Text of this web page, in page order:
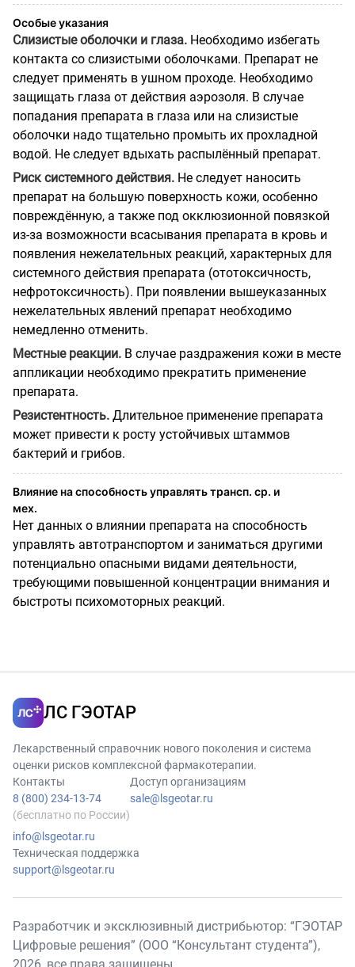
Особые указания
Слизистые оболочки и глаза. Необходимо избегать
контакта со слизистыми оболочками. Препарат не
следует применять в ушном проходе. Необходимо
защищать глаза от действия аэрозоля. В случае
попадания препарата в глаза или на слизистые
оболочки надо тщательно промыть их прохладной
водой. Не следует вдыхать распылённый препарат.
Риск системного действия. Не следует наносить
препарат на большую поверхность кожи, особенно
повреждённую, а также под окклюзионной повязкой
из-за возможности всасывания препарата в кровь и
появления нежелательных реакций, характерных для
системного действия препарата (ототоксичность,
нефротоксичность). При появлении вышеуказанных
нежелательных явлений препарат необходимо
немедленно отменить.
Местные реакции. В случае раздражения кожи в месте
аппликации необходимо прекратить применение
препарата.
Резистентность. Длительное применение препарата
может привести к росту устойчивых штаммов
бактерий и грибов.
Влияние на способность управлять трансп. ср. и
мех.
Нет данных о влиянии препарата на способность
управлять автотранспортом и заниматься другими
потенциально опасными видами деятельности,
требующими повышенной концентрации внимания и
быстроты психомоторных реакций.
ЛС ГЭОТАР
Лекарственный справочник нового поколения и система
оценки рисков комплексной фармакотерапии.
Контакты
8 (800) 234-13-74
(бесплатно по России)
info@lsgeotar.ru
Доступ организациям
sale@lsgeotar.ru
Техническая поддержка
support@lsgeotar.ru
Разработчик и эксклюзивный дистрибьютор: “ГЭОТАР
Цифровые решения” (ООО “Консультант студента”),